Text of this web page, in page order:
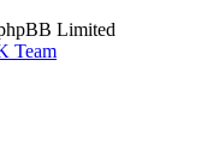
Limited
Team